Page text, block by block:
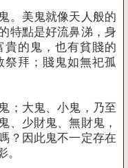
美鬼就像天人般的
特點是好流鼻涕，身
貴的鬼，也有貧賤的
祭拜；賤鬼如無祀孤
大鬼、小鬼，乃至
、少財鬼、無財鬼，
？因此鬼不一定存在